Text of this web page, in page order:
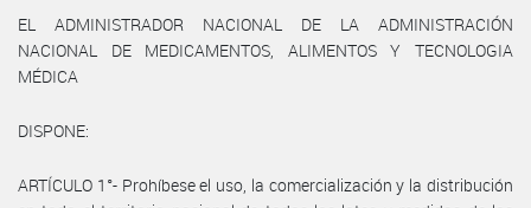
EL ADMINISTRADOR NACIONAL DE LA ADMINISTRACIÓN
NACIONAL DE MEDICAMENTOS, ALIMENTOS Y TECNOLOGIA
MÉDICA
DISPONE:
ARTÍCULO 1°- Prohíbese el uso, la comercialización y la distribución